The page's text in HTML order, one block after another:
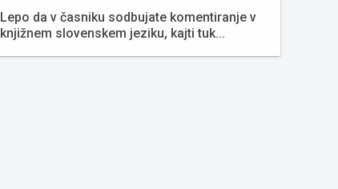
Lepo da v časniku sodbujate komentiranje v
knjižnem slovenskem jeziku, kajti tuk...